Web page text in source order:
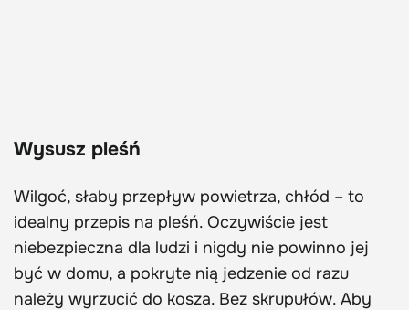
Wysusz pleśń
Wilgoć, słaby przepływ powietrza, chłód – to
idealny przepis na pleśń. Oczywiście jest
niebezpieczna dla ludzi i nigdy nie powinno jej
być w domu, a pokryte nią jedzenie od razu
należy wyrzucić do kosza. Bez skrupułów. Aby